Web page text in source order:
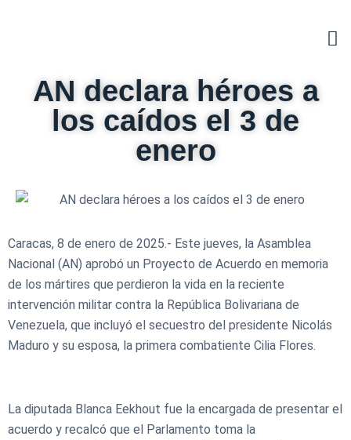
AN declara héroes a
los caídos el 3 de
enero
Caracas, 8 de enero de 2025.- Este jueves, la Asamblea
Nacional (AN) aprobó un Proyecto de Acuerdo en memoria
de los mártires que perdieron la vida en la reciente
intervención militar contra la República Bolivariana de
Venezuela, que incluyó el secuestro del presidente Nicolás
Maduro y su esposa, la primera combatiente Cilia Flores.
La diputada Blanca Eekhout fue la encargada de presentar el
acuerdo y recalcó que el Parlamento toma la